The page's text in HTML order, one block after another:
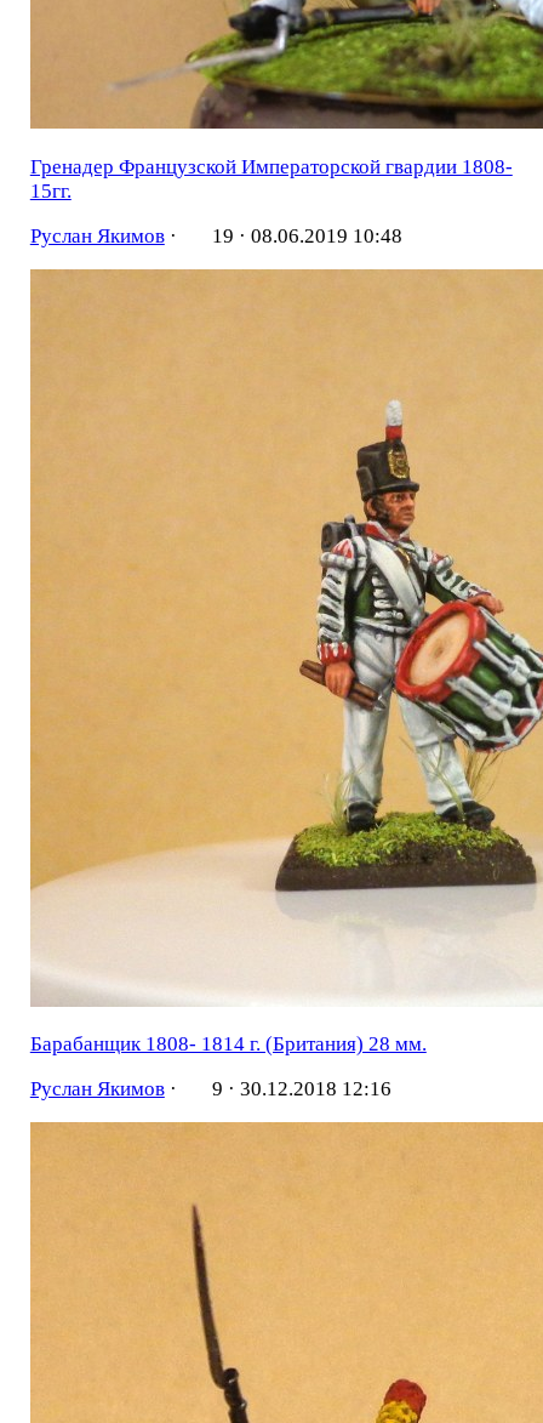
Гренадер Французской Императорской гвардии 1808-
15гг.
Руслан Якимов· 19 · 08.06.2019 10:48
Барабанщик 1808- 1814 г. (Британия) 28 мм.
Руслан Якимов· 9 · 30.12.2018 12:16